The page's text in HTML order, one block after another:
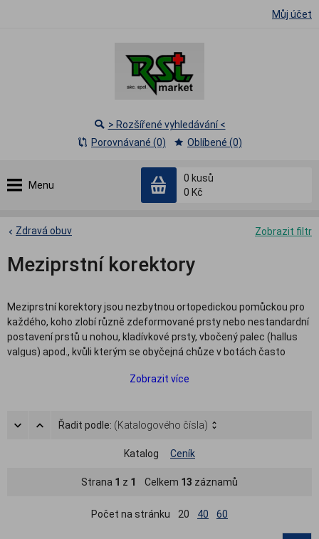
Můj účet
Menu
0 kusů
0 Kč
> Rozšířené vyhledávání <
Porovnávané (0)
Oblíbené (0)
Zobrazit filtr
Zdravá obuv
Meziprstní korektory
Meziprstní korektory jsou nezbytnou ortopedickou pomůckou pro
každého, koho zlobí různě zdeformované prsty nebo nestandardní
postavení prstů u nohou, kladívkové prsty, vbočený palec (hallus
valgus) apod., kvůli kterým se obyčejná chůze v botách často
palce jsou vyrobeny z měkkého gelu nebo silikonu a vyvinuty tak,
korektory, korektory palce, korektor na vbočený palec, oddělovače
Zobrazit více
Řadit podle: (Katalogového čísla)
Katalog Ceník
Strana 1 z 1 Celkem 13 záznamů
Počet na stránku 20 40 60